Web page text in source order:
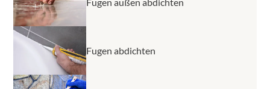
Fugen abdichten